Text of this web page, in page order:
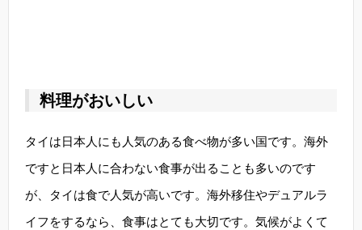
料理がおいしい
タイは日本人にも人気のある食べ物が多い国です。海外
ですと日本人に合わない食事が出ることも多いのです
が、タイは食で人気が高いです。海外移住やデュアルラ
イフをするなら、食事はとても大切です。気候がよくて